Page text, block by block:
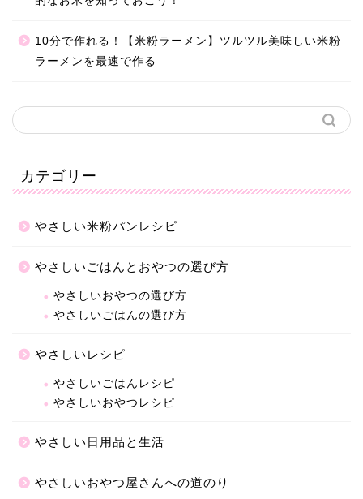
10分で作れる！【米粉ラーメン】ツルツル美味しい米粉
ラーメンを最速で作る
カテゴリー
やさしい米粉パンレシピ
やさしいごはんとおやつの選び方
やさしいおやつの選び方
やさしいごはんの選び方
やさしいレシピ
やさしいごはんレシピ
やさしいおやつレシピ
やさしい日用品と生活
やさしいおやつ屋さんへの道のり